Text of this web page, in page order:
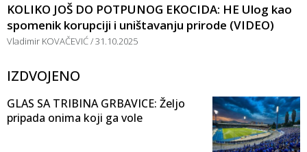
KOLIKO JOŠ DO POTPUNOG EKOCIDA: HE Ulog kao
spomenik korupciji i uništavanju prirode (VIDEO)
Vladimir KOVAČEVIĆ 31.10.2025
IZDVOJENO
GLAS SA TRIBINA GRBAVICE: Željo
pripada onima koji ga vole